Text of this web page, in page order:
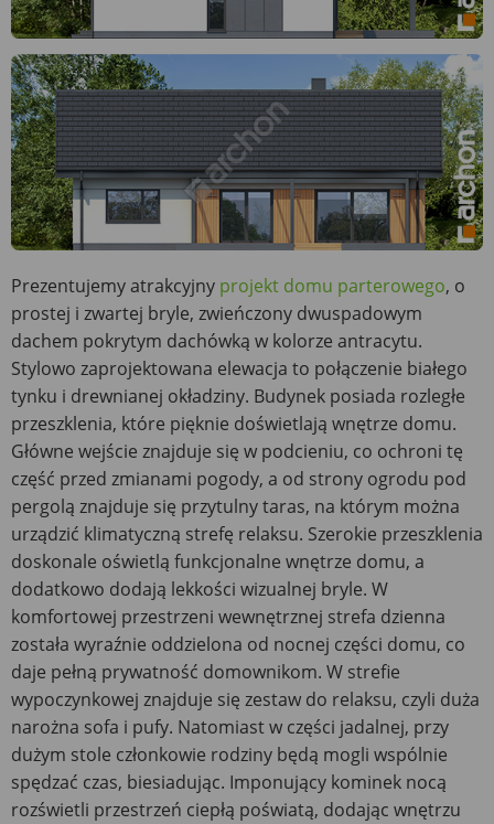
Prezentujemy atrakcyjny projekt domu parterowego, o
prostej i zwartej bryle, zwieńczony dwuspadowym
dachem pokrytym dachówką w kolorze antracytu.
Stylowo zaprojektowana elewacja to połączenie białego
tynku i drewnianej okładziny. Budynek posiada rozległe
przeszklenia, które pięknie doświetlają wnętrze domu.
Główne wejście znajduje się w podcieniu, co ochroni tę
część przed zmianami pogody, a od strony ogrodu pod
pergolą znajduje się przytulny taras, na którym można
urządzić klimatyczną strefę relaksu. Szerokie przeszklenia
doskonale oświetlą funkcjonalne wnętrze domu, a
dodatkowo dodają lekkości wizualnej bryle. W
komfortowej przestrzeni wewnętrznej strefa dzienna
została wyraźnie oddzielona od nocnej części domu, co
daje pełną prywatność domownikom. W strefie
wypoczynkowej znajduje się zestaw do relaksu, czyli duża
narożna sofa i pufy. Natomiast w części jadalnej, przy
dużym stole członkowie rodziny będą mogli wspólnie
spędzać czas, biesiadując. Imponujący kominek nocą
rozświetli przestrzeń ciepłą poświatą, dodając wnętrzu